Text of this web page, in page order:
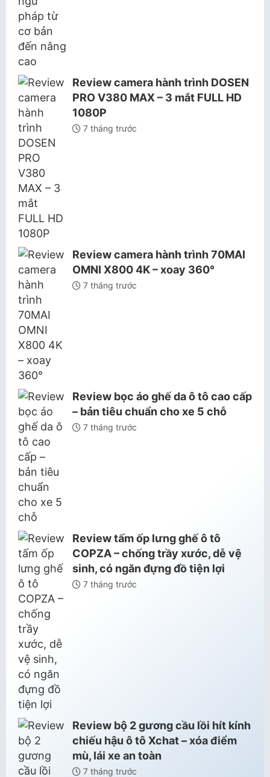
Review camera hành trình DOSEN
PRO V380 MAX – 3 mắt FULL HD
1080P
7 tháng trước
Review camera hành trình 70MAI
OMNI X800 4K – xoay 360°
7 tháng trước
Review bọc áo ghế da ô tô cao cấp
– bản tiêu chuẩn cho xe 5 chỗ
7 tháng trước
Review tấm ốp lưng ghế ô tô
COPZA – chống trầy xước, dễ vệ
sinh, có ngăn đựng đồ tiện lợi
7 tháng trước
Review bộ 2 gương cầu lồi hít kính
chiếu hậu ô tô Xchat – xóa điểm
mù, lái xe an toàn
7 tháng trước